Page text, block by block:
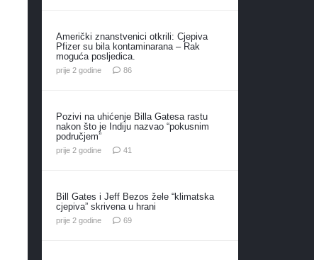
Američki znanstvenici otkrili: Cjepiva
Pfizer su bila kontaminarana – Rak
moguća posljedica.
prije 2 godine 86komentara
Pozivi na uhićenje Billa Gatesa rastu
nakon što je Indiju nazvao “pokusnim
područjem”
prije 2 godine 41
Bill Gates i Jeff Bezos žele “klimatska
cjepiva” skrivena u hrani
prije 2 godine 69komentara